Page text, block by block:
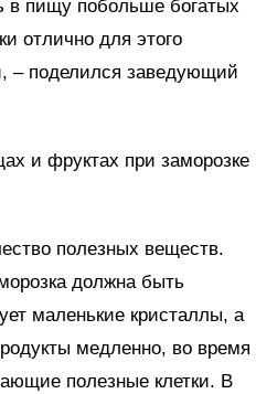
в пищу побольше богатых
отлично для этого
– поделился заведующий
и фруктах при заморозке
полезных веществ.
должна быть
маленькие кристаллы, а
медленно, во время
полезные клетки. В